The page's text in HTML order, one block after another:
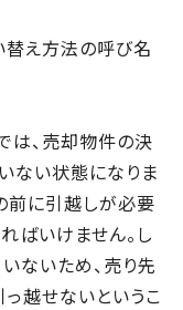
替え方法の呼び名
は、売却物件の決
ない状態になりま
前に引越しが必要
ばいけません。し
ないため、売り先
越せないというこ